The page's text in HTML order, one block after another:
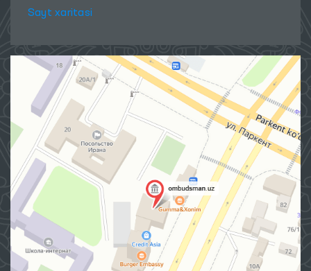
Sayt xaritasi